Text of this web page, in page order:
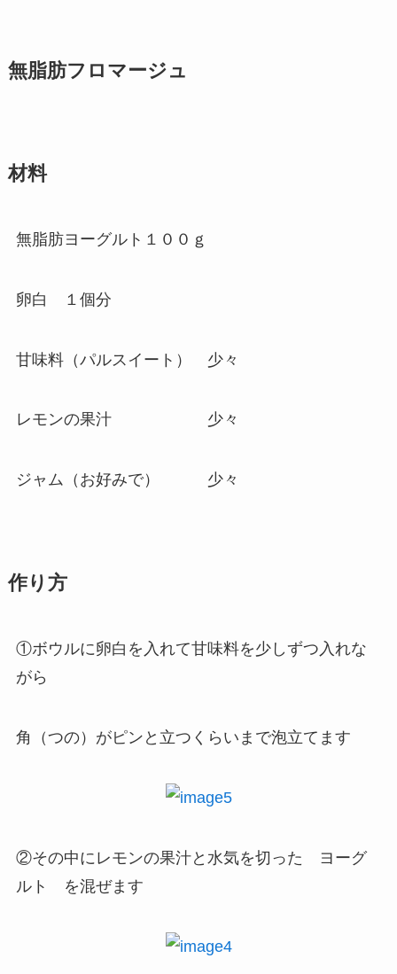
無脂肪フロマージュ
材料
無脂肪ヨーグルト１００ｇ
卵白 １個分
甘味料（パルスイート） 少々
レモンの果汁 少々
ジャム（お好みで） 少々
作り方
①ボウルに卵白を入れて甘味料を少しずつ入れな
がら
角（つの）がピンと立つくらいまで泡立てます
②その中にレモンの果汁と水気を切った ヨーグ
ルト を混ぜます